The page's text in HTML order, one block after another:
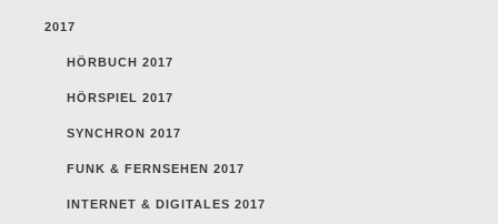
2017
HÖRBUCH 2017
HÖRSPIEL 2017
SYNCHRON 2017
FUNK & FERNSEHEN 2017
INTERNET & DIGITALES 2017